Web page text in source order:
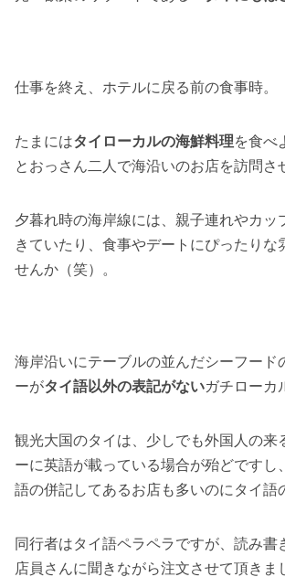
仕事を終え、ホテルに戻る前の食事時。
たまにはタイローカルの海鮮料理を食べ
とおっさん二人で海沿いのお店を訪問さ
夕暮れ時の海岸線には、親子連れやカッ
きていたり、食事やデートにぴったりな
せんか（笑）。
海岸沿いにテーブルの並んだシーフード
ーがタイ語以外の表記がないガチローカ
観光大国のタイは、少しでも外国人の来
ーに英語が載っている場合が殆どですし
語の併記してあるお店も多いのにタイ語
同行者はタイ語ペラペラですが、読み書
店員さんに聞きながら注文させて頂きま